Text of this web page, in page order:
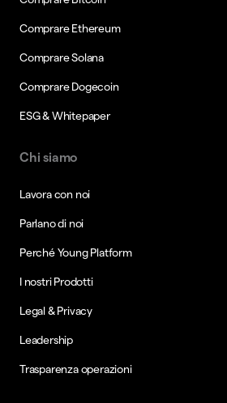
Comprare Ethereum
Comprare Solana
Comprare Dogecoin
ESG & Whitepaper
Chi siamo
Lavora con noi
Parlano di noi
Perché Young Platform
I nostri Prodotti
Legal & Privacy
Leadership
Trasparenza operazioni